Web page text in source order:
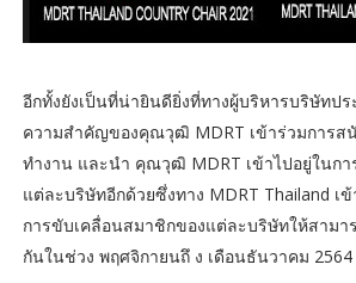
อีกทั้งยังเป็นที่น่ายินดียิ่งที่ทางผู้บริหารบริษัทปร
ความสำคัญของคุณวุฒิ MDRT เข้าร่วมการส
ทำงาน และนำ คุณวุฒิ MDRT เข้าไปอยู่ในก
แต่ละบริษัทอีกด้วยซึ่งทาง MDRT Thailand เ
การขับเคลื่อนสมาชิกของแต่ละบริษัทให้สามา
กันในช่วง พฤศจิกายนถึ ง เดือนธันวาคม